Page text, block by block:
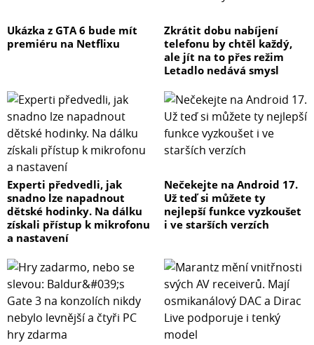
Ukázka z GTA 6 bude mít
premiéru na Netflixu
Zkrátit dobu nabíjení
telefonu by chtěl každý,
ale jít na to přes režim
Letadlo nedává smysl
Experti předvedli, jak
snadno lze napadnout
dětské hodinky. Na dálku
získali přístup k mikrofonu
a nastavení
Nečekejte na Android 17.
Už teď si můžete ty
nejlepší funkce vyzkoušet
i ve starších verzích